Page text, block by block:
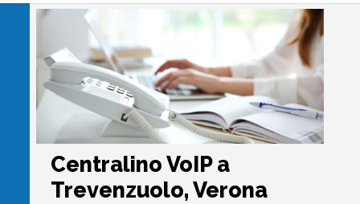
Centralino VoIP a
Trevenzuolo, Verona